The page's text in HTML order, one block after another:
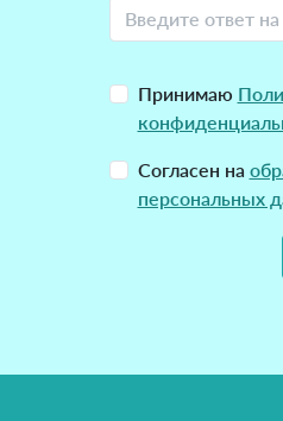
Принимаю
Согласен на
персональных